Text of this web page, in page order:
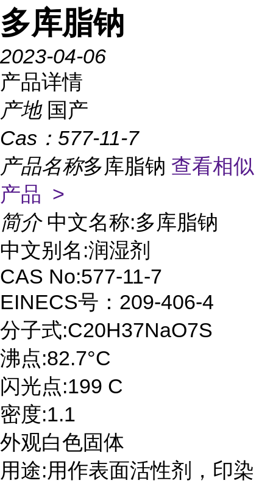
多库脂钠
2023-04-06
产品详情
产地 国产
Cas： 577-11-7
产品名称多库脂钠 查看相似
产品 >
简介 中文名称:多库脂钠
中文别名:润湿剂
CAS No:577-11-7
EINECS号：209-406-4
分子式:C20H37NaO7S
沸点:82.7°C
闪光点:199 C
密度:1.1
外观白色固体
用途:用作表面活性剂，印染